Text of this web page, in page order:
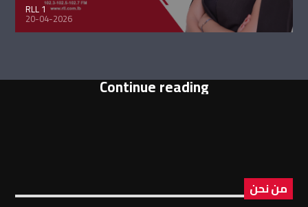
RLL 1
20-04-2026
Continue reading
من نحن